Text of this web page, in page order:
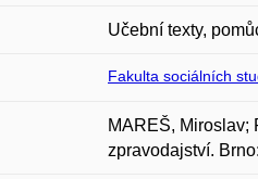
Učební texty,
Fakulta sociálních
MAREŠ, Miroslav;
zpravodajství.